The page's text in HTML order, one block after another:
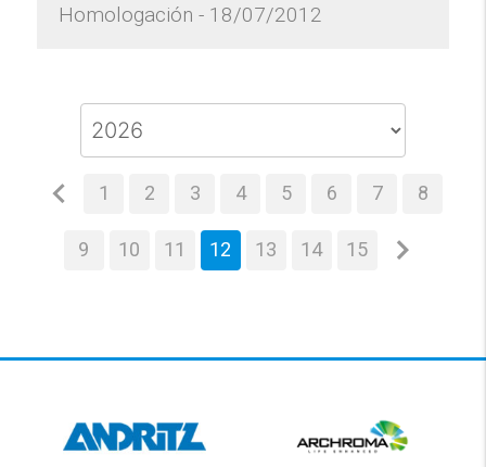
Homologación - 18/07/2012
1 2 3 4 5 6 7 8
9 10 11 12 13 14 15